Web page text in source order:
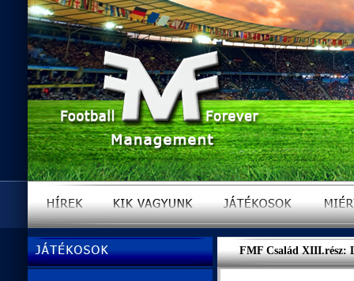
FMF Család XIII.rész: